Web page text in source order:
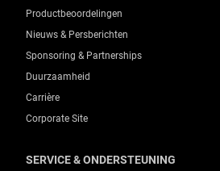
Productbeoordelingen
Nieuws & Persberichten
Sponsoring & Partnerships
Duurzaamheid
Carrière
Corporate Site
SERVICE & ONDERSTEUNING